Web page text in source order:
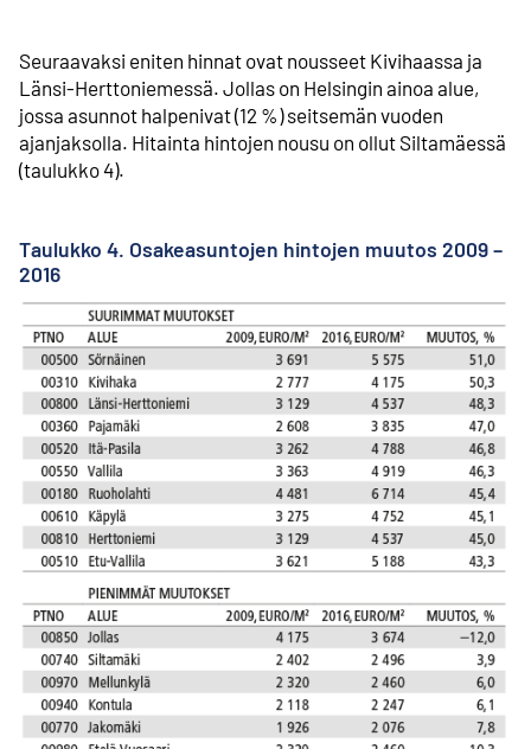
Seuraavaksi eniten hinnat ovat nousseet Kivihaassa ja
Länsi-Herttoniemessä. Jollas on Helsingin ainoa alue,
jossa asunnot halpenivat (12 %) seitsemän vuoden
ajanjaksolla. Hitainta hintojen nousu on ollut Siltamäessä
(taulukko 4).
Taulukko 4. Osakeasuntojen hintojen muutos 2009 –
2016